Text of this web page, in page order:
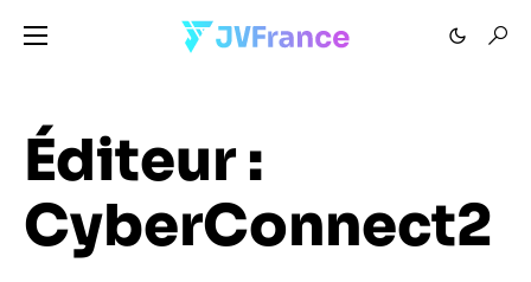
Éditeur :
CyberConnect2